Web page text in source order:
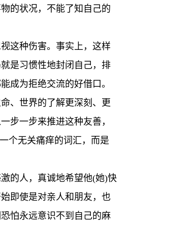
的状况，不能了知自己的
这种伤害。事实上，这样
是习惯性地封闭自己，排
成为拒绝交流的好借口。
、世界的了解更深刻、更
步一步来推进这种友善，
个无关痛痒的词汇，而是
的人，真诚地希望他(她)快
即使是对亲人和朋友，也
怕永远意识不到自己的麻